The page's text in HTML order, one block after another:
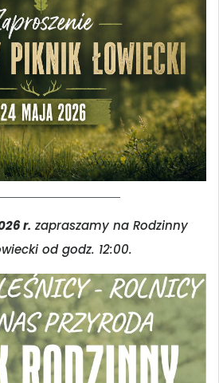
r. zapraszamy na Rodzinny
od godz. 12:00.